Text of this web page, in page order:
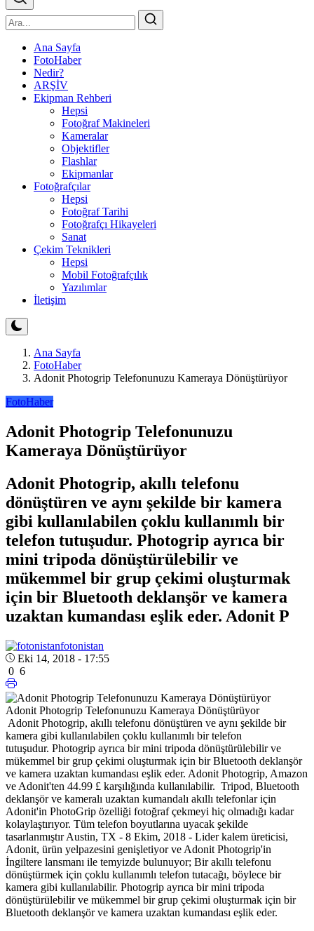
Ana Sayfa
FotoHaber
Nedir?
ARŞİV
Ekipman Rehberi
Hepsi
Fotoğraf Makineleri
Kameralar
Objektifler
Flashlar
Ekipmanlar
Fotoğrafçılar
Hepsi
Fotoğraf Tarihi
Fotoğrafçı Hikayeleri
Sanat
Çekim Teknikleri
Hepsi
Mobil Fotoğrafçılık
Yazılımlar
İletişim
Ana Sayfa
FotoHaber
Adonit Photogrip Telefonunuzu Kameraya Dönüştürüyor
FotoHaber
Adonit Photogrip Telefonunuzu
Kameraya Dönüştürüyor
Adonit Photogrip, akıllı telefonu
dönüştüren ve aynı şekilde bir kamera
gibi kullanılabilen çoklu kullanımlı bir
telefon tutuşudur. Photogrip ayrıca bir
mini tripoda dönüştürülebilir ve
mükemmel bir grup çekimi oluşturmak
için bir Bluetooth deklanşör ve kamera
uzaktan kumandası eşlik eder. Adonit P
fotonistan
Eki 14, 2018 - 17:55
0 6
Adonit Photogrip Telefonunuzu Kameraya Dönüştürüyor
Adonit Photogrip, akıllı telefonu dönüştüren ve aynı şekilde bir
kamera gibi kullanılabilen çoklu kullanımlı bir telefon
tutuşudur. Photogrip ayrıca bir mini tripoda dönüştürülebilir ve
mükemmel bir grup çekimi oluşturmak için bir Bluetooth deklanşör
ve kamera uzaktan kumandası eşlik eder. Adonit Photogrip, Amazon
ve Adonit'ten 44.99 £ karşılığında kullanılabilir. Tripod, Bluetooth
deklanşör ve kameralı uzaktan kumandalı akıllı telefonlar için
Adonit'in PhotoGrip özelliği fotoğraf çekmeyi hiç olmadığı kadar
kolaylaştırıyor. Tüm telefon boyutlarına uyacak şekilde
tasarlanmıştır Austin, TX - 8 Ekim, 2018 - Lider kalem üreticisi,
Adonit, ürün yelpazesini genişletiyor ve Adonit Photogrip'in
İngiltere lansmanı ile temyizde bulunuyor; Bir akıllı telefonu
dönüştürmek için çoklu kullanımlı telefon tutacağı, böylece bir
kamera gibi kullanılabilir. Photogrip ayrıca bir mini tripoda
dönüştürülebilir ve mükemmel bir grup çekimi oluşturmak için bir
Bluetooth deklanşör ve kamera uzaktan kumandası eşlik eder.